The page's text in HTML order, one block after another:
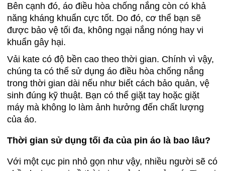
Bên cạnh đó, áo điều hòa chống nắng còn có khả
năng kháng khuẩn cực tốt. Do đó, cơ thể bạn sẽ
được bảo vệ tối đa, không ngại nắng nóng hay vi
khuẩn gây hại.
Vải kate có độ bền cao theo thời gian. Chính vì vậy,
chúng ta có thể sử dụng áo điều hòa chống nắng
trong thời gian dài nếu như biết cách bảo quản, vệ
sinh đúng kỹ thuật. Bạn có thể giặt tay hoặc giặt
máy mà không lo làm ảnh hưởng đến chất lượng
của áo.
Thời gian sử dụng tối đa của pin áo là bao lâu?
Với một cục pin nhỏ gọn như vậy, nhiều người sẽ có